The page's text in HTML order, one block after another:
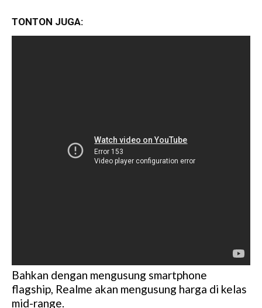
TONTON JUGA:
Bahkan dengan mengusung smartphone
flagship, Realme akan mengusung harga di kelas
mid-range.